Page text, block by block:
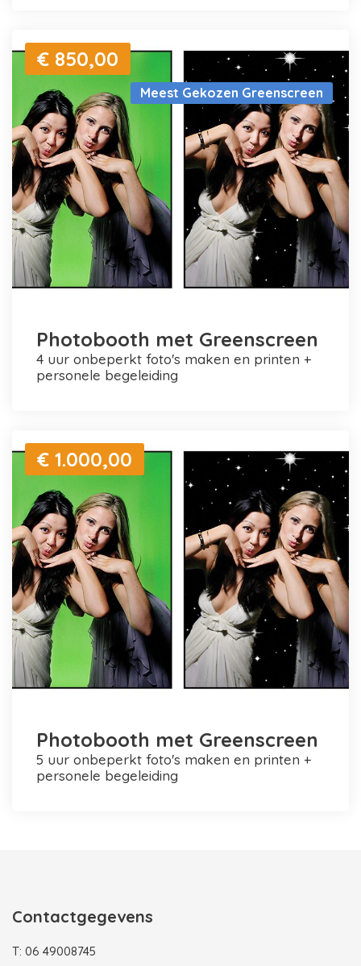
Meest Gekozen Greenscreen
€ 850,00
Photobooth met Greenscreen
4 uur onbeperkt foto's maken en printen +
personele begeleiding
€ 1.000,00
Photobooth met Greenscreen
5 uur onbeperkt foto's maken en printen +
personele begeleiding
Contactgegevens
T: 06 49008745